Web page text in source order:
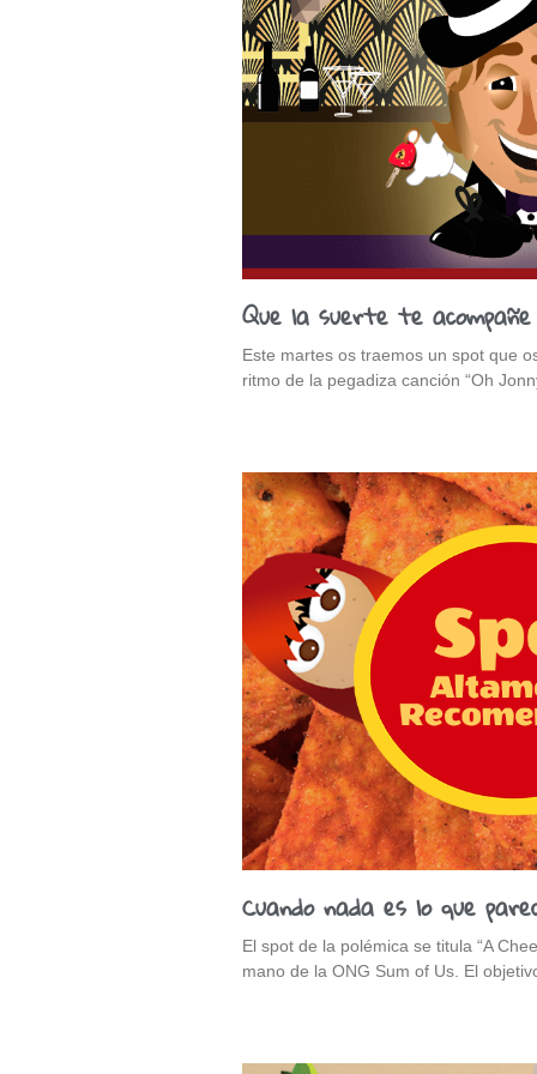
Que la suerte te acompañe
Este martes os traemos un spot que
ritmo de la pegadiza canción “Oh
Cuando nada es lo que
El spot de la polémica se titula “A
mano de la ONG Sum of Us. El